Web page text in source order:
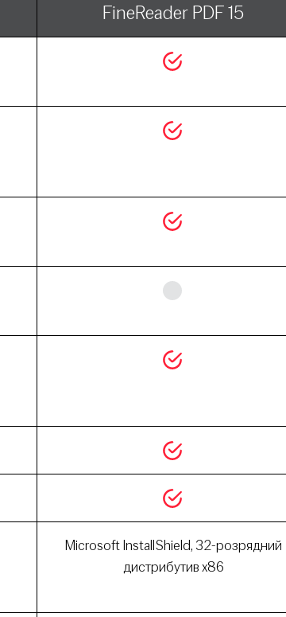
FineReader PDF 15
Microsoft InstallShield, 32-розрядний
дистрибутив x86